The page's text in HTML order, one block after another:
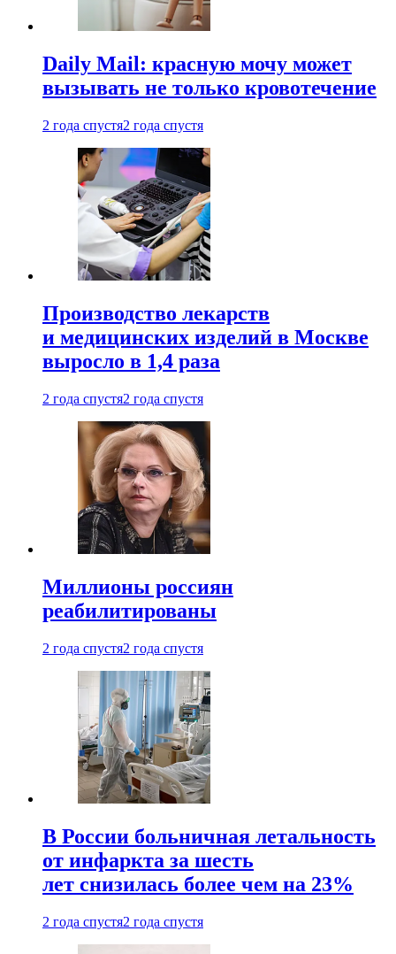
Daily Mail: красную мочу может
вызывать не только кровотечение
2 года спустя2 года спустя
Производство лекарств
и медицинских изделий в Москве
выросло в 1,4 раза
2 года спустя2 года спустя
Миллионы россиян
реабилитированы
2 года спустя2 года спустя
В России больничная летальность
от инфаркта за шесть
лет снизилась более чем на 23%
2 года спустя2 года спустя